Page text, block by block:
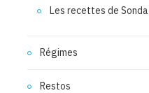
Les recettes de Sonda
Régimes
Restos